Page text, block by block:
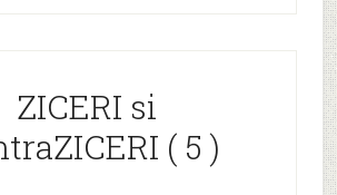
ZICERI si
( 5 )